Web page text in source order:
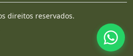
direitos reservados.